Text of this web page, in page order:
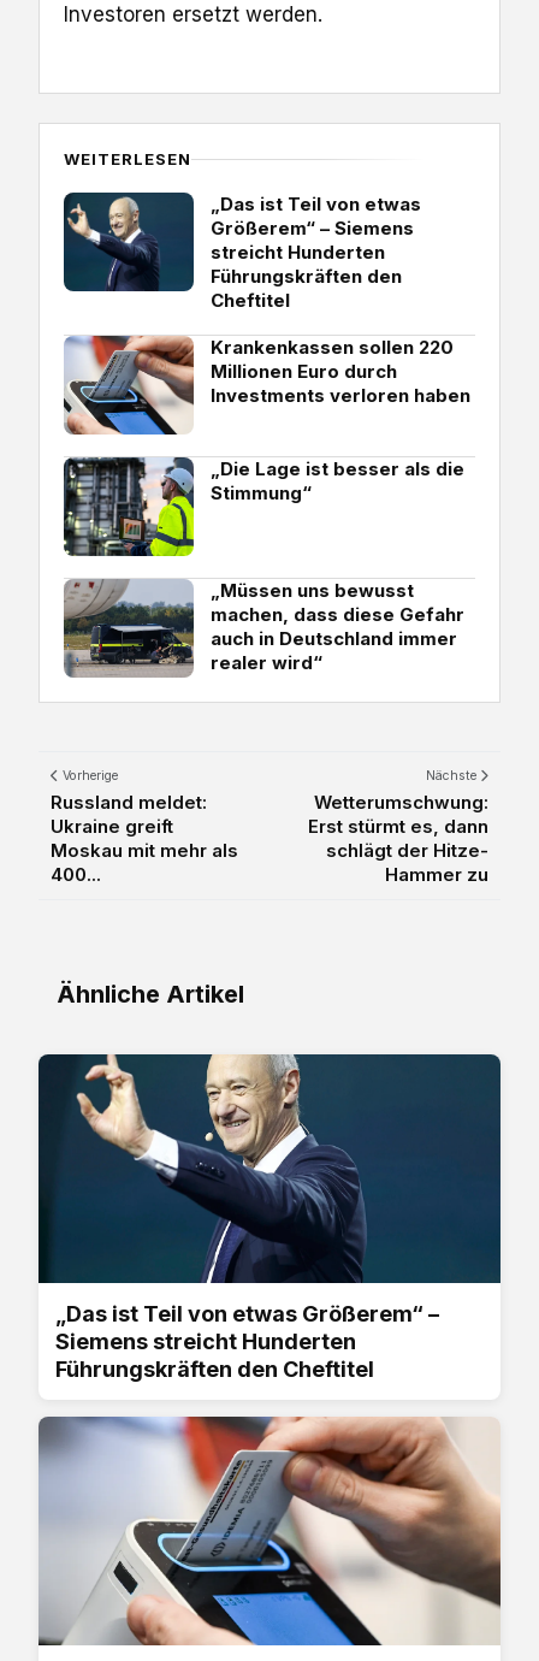
Investoren ersetzt werden.
WEITERLESEN
„Das ist Teil von etwas
Größerem“ – Siemens
streicht Hunderten
Führungskräften den
Cheftitel
Krankenkassen sollen 220
Millionen Euro durch
Investments verloren haben
„Die Lage ist besser als die
Stimmung“
„Müssen uns bewusst
machen, dass diese Gefahr
auch in Deutschland immer
realer wird“
Vorherige
Russland meldet:
Ukraine greift
Moskau mit mehr als
400...
Nächste
Wetterumschwung:
Erst stürmt es, dann
schlägt der Hitze-
Hammer zu
Ähnliche Artikel
„Das ist Teil von etwas Größerem“ –
Siemens streicht Hunderten
Führungskräften den Cheftitel